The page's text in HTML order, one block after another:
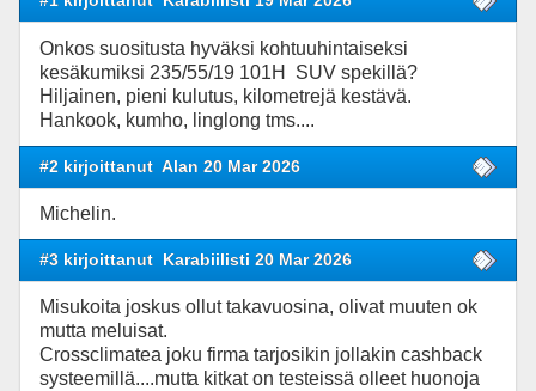
Onkos suositusta hyväksi kohtuuhintaiseksi
kesäkumiksi 235/55/19 101H SUV spekillä?
Hiljainen, pieni kulutus, kilometrejä kestävä.
Hankook, kumho, linglong tms....
#2 kirjoittanut Alan 20 Mar 2026
Michelin.
#3 kirjoittanut Karabiilisti 20 Mar 2026
Misukoita joskus ollut takavuosina, olivat muuten ok
mutta meluisat.
Crossclimatea joku firma tarjosikin jollakin cashback
systeemillä....mutta kitkat on testeissä olleet huonoja